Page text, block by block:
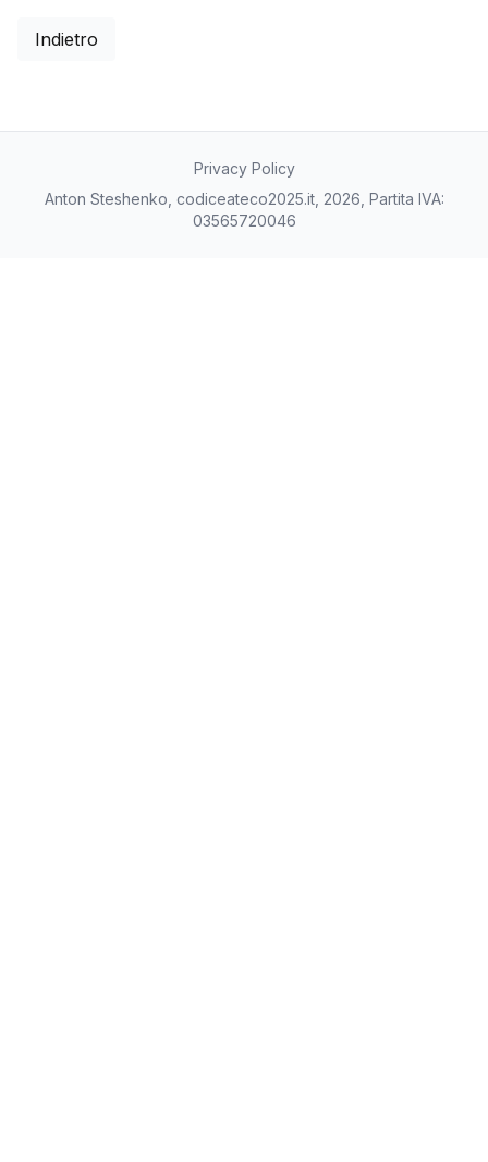
Indietro
Privacy Policy
Anton Steshenko, codiceateco2025.it, 2026, Partita IVA:
03565720046